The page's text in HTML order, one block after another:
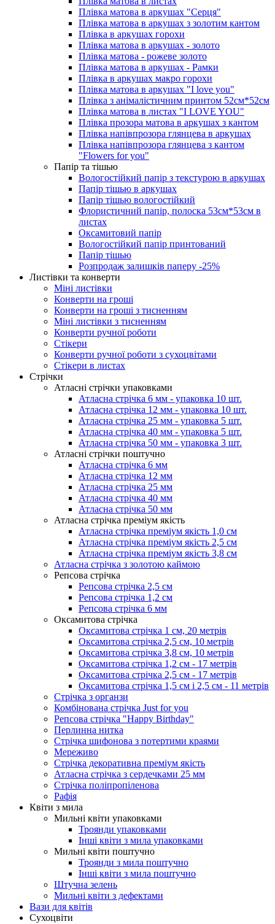
Плівка матова в аркушах "Серця"
Плівка матова в аркушах з золотим кантом
Плівка в аркушах горохи
Плівка матова в аркушах - золото
Плівка матова - рожеве золото
Плівка матова в аркушах - Рамки
Плівка в аркушах макро горохи
Плівка матова в аркушах "I love you"
Плівка з анімалістичним принтом 52см*52см
Плівка матова в листах "I LOVE YOU"
Плівка прозора матова в аркушах з кантом
Плівка напівпрозора глянцева в аркушах
Плівка напівпрозора глянцева з кантом
"Flowers for you"
Папір та тішью
Вологостійкий папір з текстурою в аркушах
Папір тішью в аркушах
Папір тішью вологостійкий
Флористичний папір, полоска 53см*53см в
листах
Оксамитовий папір
Вологостійкий папір принтований
Папір тішью
Розпродаж залишків паперу -25%
Листівки та конверти
Міні листівки
Конверти на гроші
Конверти на гроші з тисненням
Міні листівки з тисненням
Конверти ручної роботи
Стікери
Конверти ручної роботи з сухоцвітами
Стікери в листах
Стрічки
Атласні стрічки упаковками
Атласна стрічка 6 мм - упаковка 10 шт.
Атласна стрічка 12 мм - упаковка 10 шт.
Атласна стрічка 25 мм - упаковка 5 шт.
Атласна стрічка 40 мм - упаковка 5 шт.
Атласна стрічка 50 мм - упаковка 3 шт.
Атласні стрічки поштучно
Атласна стрічка 6 мм
Атласна стрічка 12 мм
Атласна стрічка 25 мм
Атласна стрічка 40 мм
Атласна стрічка 50 мм
Атласна стрічка преміум якість
Атласна стрічка преміум якість 1,0 см
Атласна стрічка преміум якість 2,5 см
Атласна стрічка преміум якість 3,8 см
Атласна стрічка з золотою каймою
Репсова стрічка
Репсова стрічка 2,5 см
Репсова стрічка 1,2 см
Репсова стрічка 6 мм
Оксамитова стрічка
Оксамитова стрічка 1 см, 20 метрів
Оксамитова стрічка 2,5 см, 10 метрів
Оксамитова стрічка 3,8 см, 10 метрів
Оксамитова стрічка 1,2 см - 17 метрів
Оксамитова стрічка 2,5 см - 17 метрів
Оксамитова стрічка 1,5 см і 2,5 см - 11 метрів
Стрічка з органзи
Комбінована стрічка Just for you
Репсова стрічка "Happy Birthday"
Перлинна нитка
Стрічка шифонова з потертими краями
Мереживо
Стрічка декоративна преміум якість
Атласна стрічка з сердечками 25 мм
Стрічка поліпропіленова
Рафія
Квіти з мила
Мильні квіти упаковками
Троянди упаковками
Інші квіти з мила упаковками
Мильні квіти поштучно
Троянди з мила поштучно
Інші квіти з мила поштучно
Штучна зелень
Мильні квіти з дефектами
Вази для квітів
Сухоцвіти